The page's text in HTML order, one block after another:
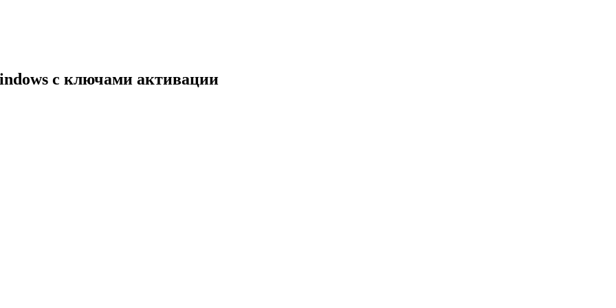
с ключами активации